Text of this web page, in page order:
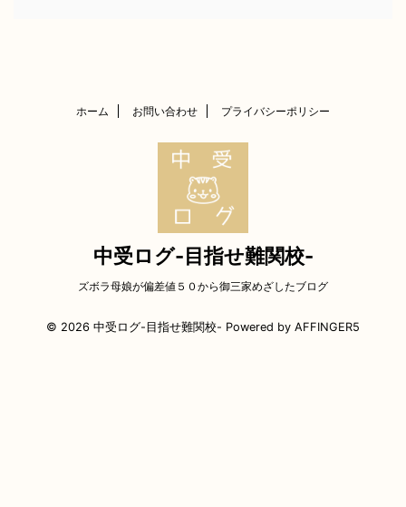
ホーム お問い合わせ プライバシーポリシー
中受ログ-目指せ難関校-
ズボラ母娘が偏差値５０から御三家めざしたブログ
© 2026 中受ログ-目指せ難関校- Powered by AFFINGER5